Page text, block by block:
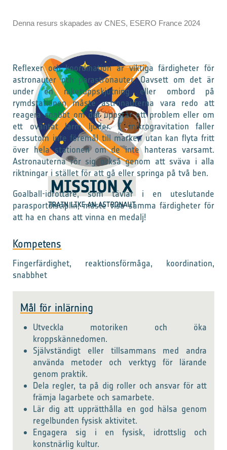
Denna resurs skapades av CNES, ESERO France 2024
Reflexer och koordination är viktiga färdigheter för
astronauter och parastronauter. Oavsett om det är
under en raketuppskjutning eller ombord på
rymdstationen måste astronauterna vara redo att
reagera snabbt om det uppstår ett problem eller om
ett oväntat larm ljuder. I mikrogravitation faller
dessutom inte föremål till marken utan kan flyta fritt
över hela stationen om de inte hanteras varsamt.
Astronauterna rör sig också genom att sväva i alla
riktningar i stället för att gå eller springa på två ben.
Goalball-idrottare, som tävlar i en uteslutande
parasportdisciplin, måste visa samma färdigheter för
att ha en chans att vinna en medalj!
Kompetens
Fingerfärdighet, reaktionsförmåga, koordination,
snabbhet
Mål för inlärning
Utveckla motoriken och öka
kroppskännedomen.
Självständigt eller tillsammans med andra
använda metoder och verktyg för lärande
genom praktik.
Dela regler, ta på dig roller och ansvar för att
främja lagarbete och samarbete.
Lär dig att upprätthålla en god hälsa genom
regelbunden fysisk aktivitet.
Engagera sig i en fysisk, idrottslig och
konstnärlig kultur.